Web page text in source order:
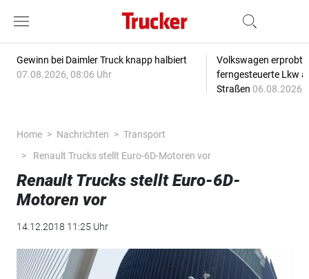
Gewinn bei Daimler Truck knapp halbiert
07.08.2026, 08:06 Uhr
Volkswagen erprobt
ferngesteuerte Lkw
Straßen 06.08.2026,
Home Nachrichten
Transport
Renault Trucks stellt Euro-6D-Motoren vor
Renault Trucks stellt Euro-6D-
Motoren vor
14.12.2018 11:25 Uhr